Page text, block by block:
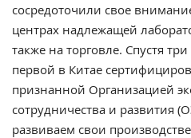
сосредоточили свое
центрах надлежащей
также на торговле. Спустя
первой в Китае
признанной Организацией
сотрудничества и развития
развиваем свои